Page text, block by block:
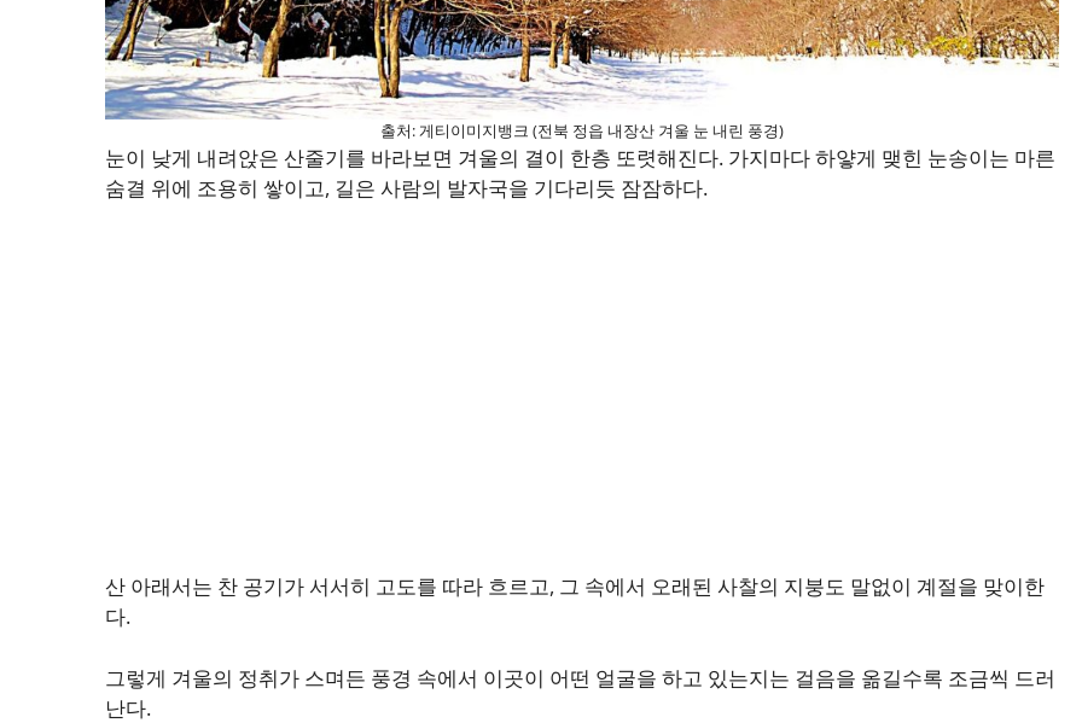
출처: 게티이미지뱅크 (전북 정읍 내장산 겨울 눈 내린 풍경)
눈이 낮게 내려앉은 산줄기를 바라보면 겨울의 결이 한층 또렷해진다. 가지마다 하얗게 맺힌 눈송이는 마른
숨결 위에 조용히 쌓이고, 길은 사람의 발자국을 기다리듯 잠잠하다.
산 아래서는 찬 공기가 서서히 고도를 따라 흐르고, 그 속에서 오래된 사찰의 지붕도 말없이 계절을 맞이한
다.
그렇게 겨울의 정취가 스며든 풍경 속에서 이곳이 어떤 얼굴을 하고 있는지는 걸음을 옮길수록 조금씩 드러
난다.